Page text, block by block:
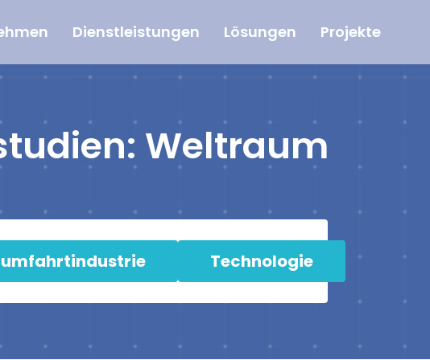
Dienstleistungen Lösungen Projekte
Weltraum
Technologie